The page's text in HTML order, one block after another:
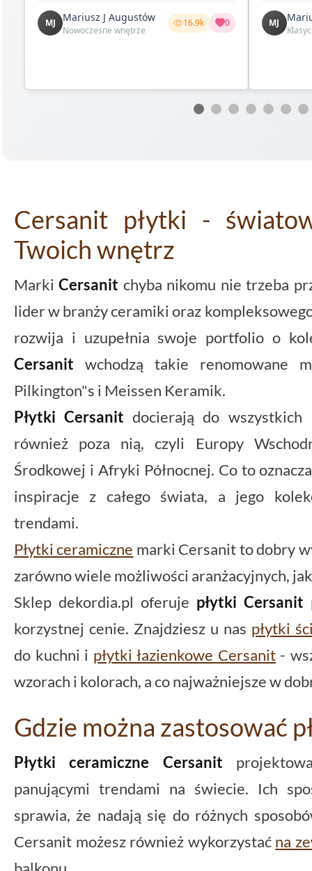
MJ Mariusz J Augustów
Nowoczesne wnętrze
16.9k 0 MJ
Cersanit płytki -
Twoich wnętrz
MarkiCersanit chyba nikomu nie trzeba
lider w branży ceramiki oraz
rozwija i uzupełnia swoje portfolio o
Cersanit wchodzą takie renomowane
Pilkington"s i Meissen Keramik.
Płytki Cersanit docierają do
również poza nią, czyli Europy
Środkowej i Afryki Północnej. Co to
inspiracje z całego świata, a jego
trendami.
Płytki ceramiczne marki Cersanit to dobry
zarówno wiele możliwości aranżacyjnych,
Sklep dekordia.pl oferuje płytki Cersanit
korzystnej cenie. Znajdziesz u nas płytki
do kuchni i płytki łazienkowe Cersanit-
wzorach i kolorach, a co najważniejsze w
Gdzie można zastosować
Płytki ceramiczne Cersanit
panującymi trendami na świecie. Ich
sprawia, że nadają się do różnych
Cersanit możesz również wykorzystać na